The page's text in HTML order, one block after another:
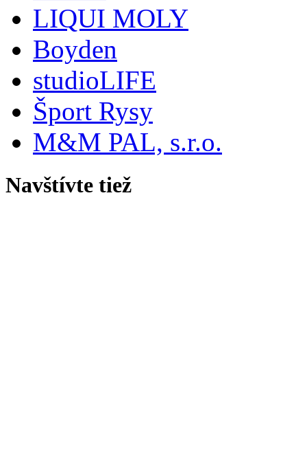
LIQUI MOLY
Boyden
studioLIFE
Šport Rysy
M&M PAL, s.r.o.
Navštívte tiež